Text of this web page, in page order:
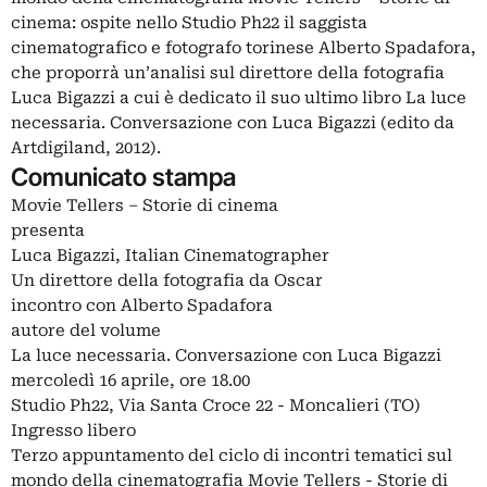
cinema: ospite nello Studio Ph22 il saggista
cinematografico e fotografo torinese Alberto Spadafora,
che proporrà un’analisi sul direttore della fotografia
Luca Bigazzi a cui è dedicato il suo ultimo libro La luce
necessaria. Conversazione con Luca Bigazzi (edito da
Artdigiland, 2012).
Comunicato stampa
Movie Tellers – Storie di cinema
presenta
Luca Bigazzi, Italian Cinematographer
Un direttore della fotografia da Oscar
incontro con Alberto Spadafora
autore del volume
La luce necessaria. Conversazione con Luca Bigazzi
mercoledì 16 aprile, ore 18.00
Studio Ph22, Via Santa Croce 22 - Moncalieri (TO)
Ingresso libero
Terzo appuntamento del ciclo di incontri tematici sul
mondo della cinematografia Movie Tellers - Storie di